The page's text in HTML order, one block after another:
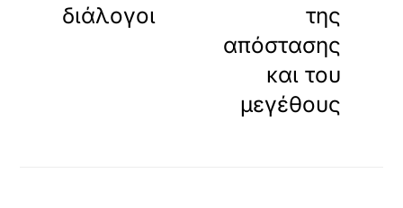
διάλογοι
της
απόστασης
και του
μεγέθους